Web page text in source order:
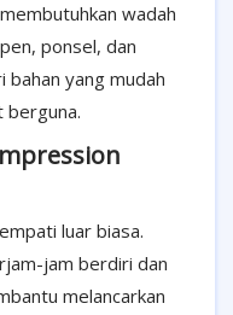
wadah
ponsel, dan
bahan yang mudah
berguna.
luar biasa.
jam berdiri dan
melancarkan